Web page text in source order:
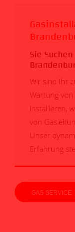
Sie
Wir sind Ihr
Wartung
installieren,
von
Unser
Erfahrung
GAS SERVICE